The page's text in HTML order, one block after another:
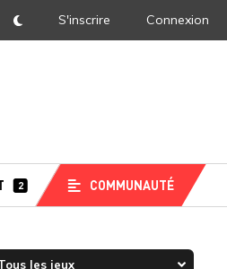
DarkMode
S'inscrire Connexion
2 COMMUNAUTÉ